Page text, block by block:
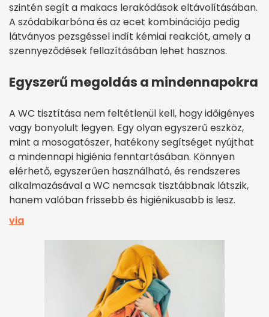
szintén segít a makacs lerakódások eltávolításában.
A szódabikarbóna és az ecet kombinációja pedig
látványos pezsgéssel indít kémiai reakciót, amely a
szennyeződések fellazításában lehet hasznos.
Egyszerű megoldás a mindennapokra
A WC tisztítása nem feltétlenül kell, hogy időigényes
vagy bonyolult legyen. Egy olyan egyszerű eszköz,
mint a mosogatószer, hatékony segítséget nyújthat
a mindennapi higiénia fenntartásában. Könnyen
elérhető, egyszerűen használható, és rendszeres
alkalmazásával a WC nemcsak tisztábbnak látszik,
hanem valóban frissebb és higiénikusabb is lesz.
via